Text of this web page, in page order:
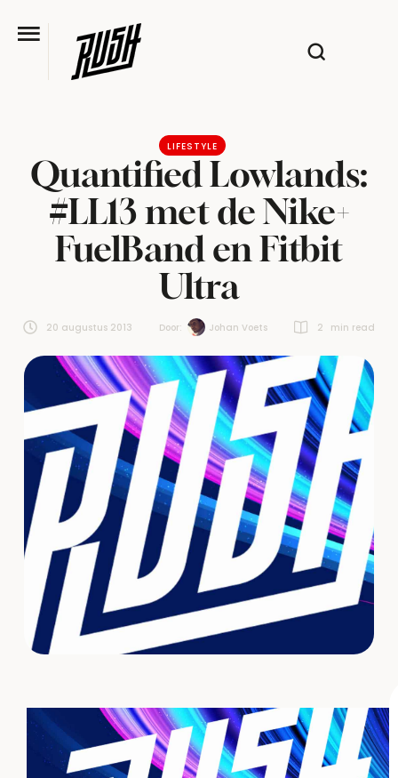
LIFESTYLE
Quantified Lowlands:
#LL13 met de Nike+
FuelBand en Fitbit
Ultra
20 augustus 2013 Door: Johan Voets 2 min read